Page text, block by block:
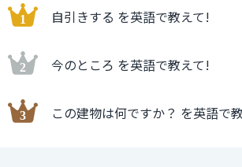
自引きする を英語で教えて!
今のところ を英語で教えて!
この建物は何ですか？ を英語で